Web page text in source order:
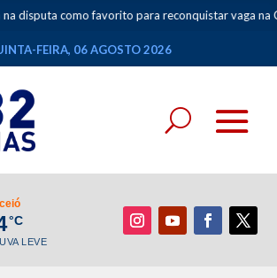
favorito para reconquistar vaga na Câmara
FEIRA, 06 AGOSTO 2026
°C
LEVE